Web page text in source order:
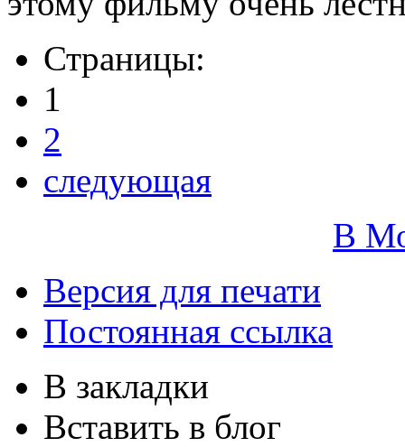
Страницы:
1
2
следующая
В
Версия для печати
Постоянная ссылка
В закладки
Вставить в блог